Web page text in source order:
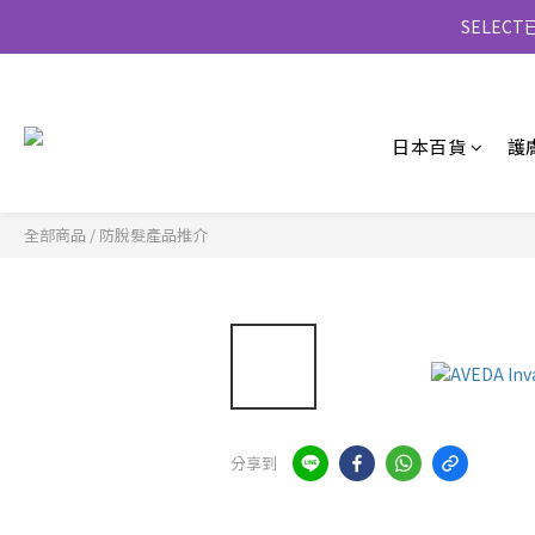
SELECT
日本百貨 護
全部商品 / 防脫髮產品推介
分享到